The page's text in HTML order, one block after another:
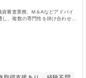
審査業務、M＆Aなどアドバイ
、複数の専門性を掛け合わせて